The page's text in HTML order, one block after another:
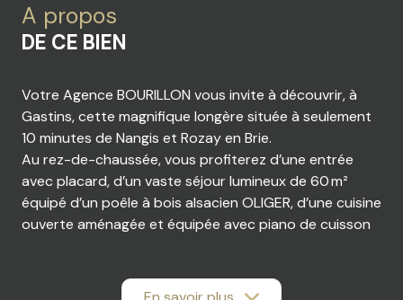
A propos
DE CE BIEN
Votre Agence BOURILLON vous invite à découvrir, à
Gastins, cette magnifique longère située à seulement
10 minutes de Nangis et Rozay en Brie.
Au rez-de-chaussée, vous profiterez d’une entrée
avec placard, d’un vaste séjour lumineux de 60 m²
équipé d’un poêle à bois alsacien OLIGER, d’une cuisine
ouverte aménagée et équipée avec piano de cuisson
À l’étage, un superbe palier cathédrale de 31 m²